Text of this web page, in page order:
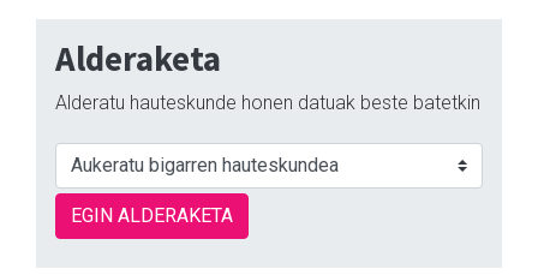
Alderaketa
Alderatu hauteskunde honen datuak beste batetkin
EGIN ALDERAKETA